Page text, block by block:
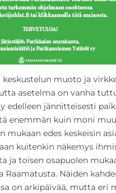
muoto ja
asetelma on vanha
edelleen jännitteisesti
enemmän kuin moni
mukaan edes keskeisin
kuitenkin näkemys
ja toisen osapuolen
Raamatusta. Näiden
on arkipäivää, mutta eri